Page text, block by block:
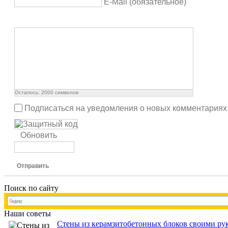
Осталось: 2000 символов
Подписаться на уведомления о новых комментариях
Обновить
Отправить
Поиск по сайту
Наши советы
Стены из керамзитобетонных блоков своими